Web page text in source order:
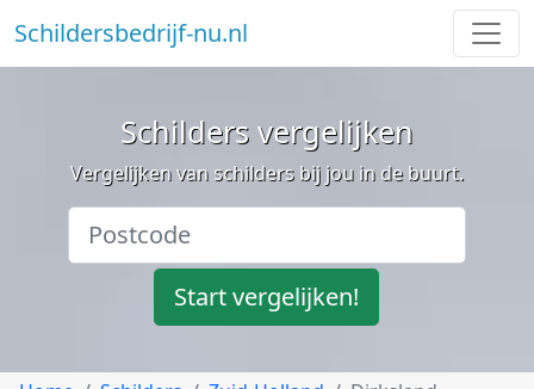
Schildersbedrijf-nu.nl
Schilders vergelijken
Vergelijken van schilders bij jou in de buurt.
Start vergelijken!